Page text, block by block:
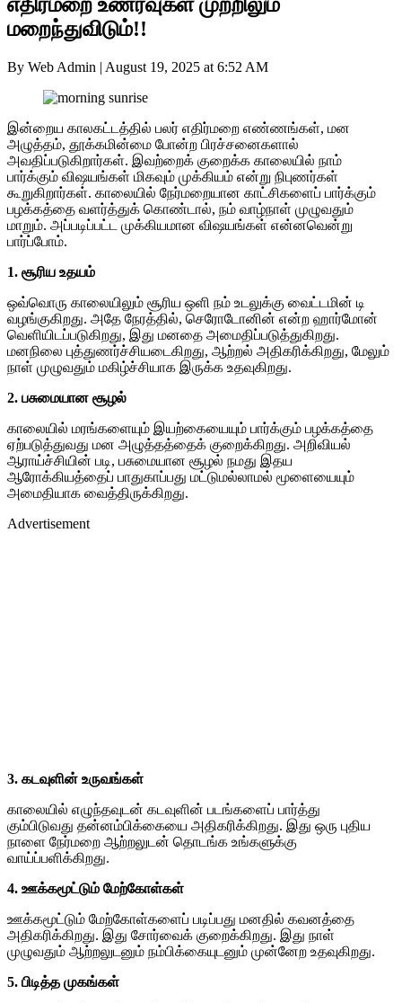
மறைந்துவிடும்!!
By Web Admin | August 19, 2025 at 6:52 AM
இன்றைய காலகட்டத்தில் பலர் எதிர்மறை எண்ணங்கள், மன
அழுத்தம், தூக்கமின்மை போன்ற பிரச்சனைகளால்
அவதிப்படுகிறார்கள். இவற்றைக் குறைக்க காலையில் நாம்
பார்க்கும் விஷயங்கள் மிகவும் முக்கியம் என்று நிபுணர்கள்
கூறுகிறார்கள். காலையில் நேர்மறையான காட்சிகளைப் பார்க்கும்
பழக்கத்தை வளர்த்துக் கொண்டால், நம் வாழ்நாள் முழுவதும்
மாறும். அப்படிப்பட்ட முக்கியமான விஷயங்கள் என்னவென்று
பார்ப்போம்.
1. சூரிய உதயம்
ஒவ்வொரு காலையிலும் சூரிய ஒளி நம் உடலுக்கு வைட்டமின் டி
வழங்குகிறது. அதே நேரத்தில், செரோடோனின் என்ற ஹார்மோன்
வெளியிடப்படுகிறது, இது மனதை அமைதிப்படுத்துகிறது.
மனநிலை புத்துணர்ச்சியடைகிறது, ஆற்றல் அதிகரிக்கிறது, மேலும்
நாள் முழுவதும் மகிழ்ச்சியாக இருக்க உதவுகிறது.
2. பசுமையான சூழல்
காலையில் மரங்களையும் இயற்கையையும் பார்க்கும் பழக்கத்தை
ஏற்படுத்துவது மன அழுத்தத்தைக் குறைக்கிறது. அறிவியல்
ஆராய்ச்சியின் படி, பசுமையான சூழல் நமது இதய
ஆரோக்கியத்தைப் பாதுகாப்பது மட்டுமல்லாமல் மூளையையும்
அமைதியாக வைத்திருக்கிறது.
Advertisement
3. கடவுளின் உருவங்கள்
காலையில் எழுந்தவுடன் கடவுளின் படங்களைப் பார்த்து
கும்பிடுவது தன்னம்பிக்கையை அதிகரிக்கிறது. இது ஒரு புதிய
நாளை நேர்மறை ஆற்றலுடன் தொடங்க உங்களுக்கு
வாய்ப்பளிக்கிறது.
4. ஊக்கமூட்டும் மேற்கோள்கள்
ஊக்கமூட்டும் மேற்கோள்களைப் படிப்பது மனதில் கவனத்தை
அதிகரிக்கிறது. இது சோர்வைக் குறைக்கிறது. இது நாள்
முழுவதும் ஆற்றலுடனும் நம்பிக்கையுடனும் முன்னேற உதவுகிறது.
5. பிடித்த முகங்கள்